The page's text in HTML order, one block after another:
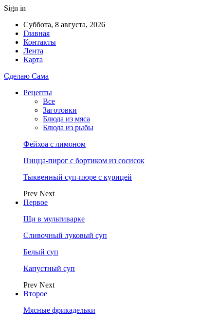
Sign in
Суббота, 8 августа, 2026
Главная
Контакты
Лента
Карта
Сделаю Сама
Рецепты
Все
Заготовки
Блюда из мяса
Блюда из рыбы
Фейхоа с лимоном
Пицца-пирог с бортиком из сосисок
Тыквенный суп-пюре с курицей
Prev Next
Первое
Щи в мультиварке
Сливочный луковый суп
Белый суп
Капустный суп
Prev Next
Второе
Мясные фрикадельки